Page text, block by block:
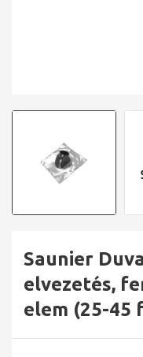
Saunier
elvezetés,
elem (25-45